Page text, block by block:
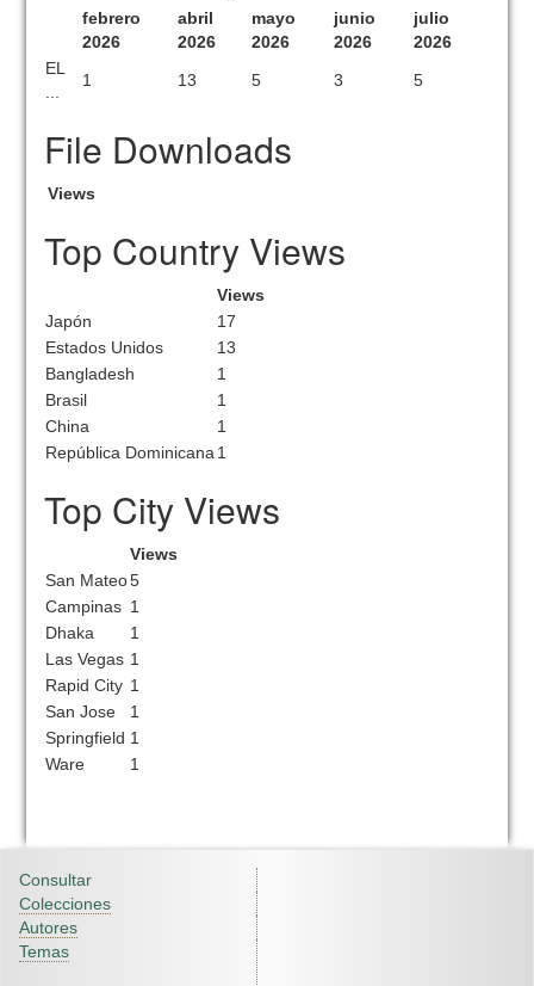
febrero
2026
abril
2026
mayo
2026
junio
2026
julio
2026
EL
1 13 5 3 5
File Downloads
Views
Top Country Views
Views
Japón
17
Estados Unidos
13
Bangladesh
1
Brasil
1
China
1
República Dominicana 1
Top City Views
Views
San Mateo5
Campinas 1
Dhaka
1
Las Vegas 1
Rapid City 1
San Jose
1
Springfield 1
Ware
1
Consultar
Colecciones
Autores
Temas